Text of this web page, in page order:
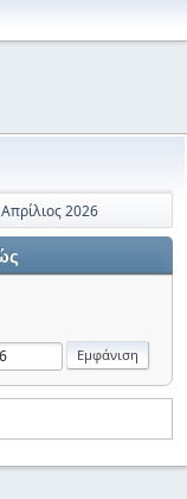
Απρίλιος 2026